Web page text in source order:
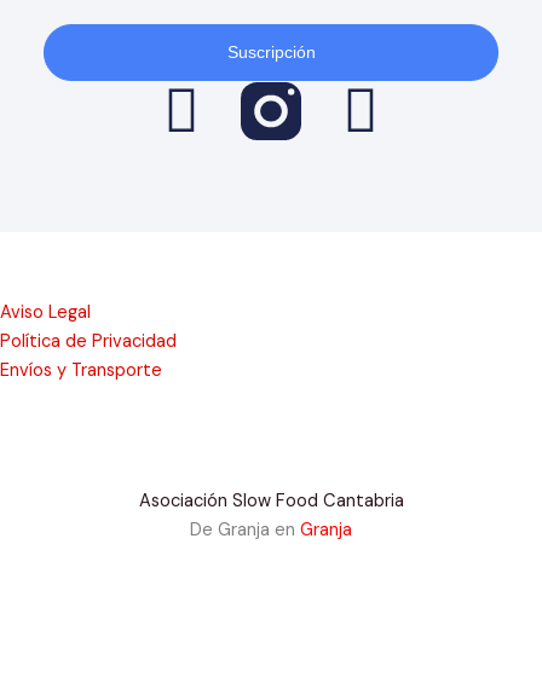
Suscripción
F
o
k
Y
e
Aviso Legal
Política de Privacidad
Envíos y Transporte
Asociación Slow Food Cantabria
De Granja en Granja